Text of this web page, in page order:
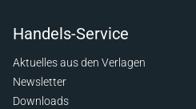
Handels-Service
Aktuelles aus den Verlagen
Newsletter
Downloads